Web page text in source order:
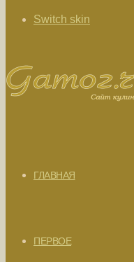
Switch skin
ГЛАВНАЯ
ПЕРВОЕ